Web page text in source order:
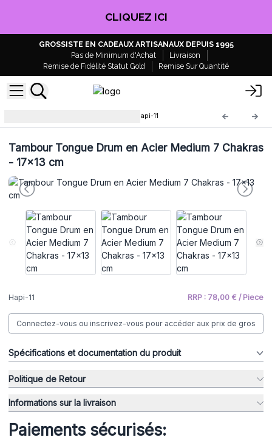
CLIQUEZ ICI
GROSSISTE EN CADEAUX ARTISANAUX DEPUIS 1995
Pas de Minimum d'Achat
Livraison
Remise de Fidélité Statut Gold
Remise Sur Quantité
Hapi-11
Tambour Tongue Drum en Acier Medium 7 Chakras
- 17x13 cm
Hapi-11 RRP : 78,00 € / Piece
Connectez-vous ou inscrivez-vous pour accéder aux prix de gros
Spécifications et documentation du produit
Politique de Retour
Informations sur la livraison
Paiements sécurisés: